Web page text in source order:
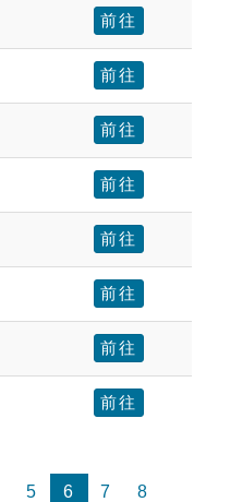
前往
前往
前往
前往
前往
前往
前往
前往
5 6 7
8